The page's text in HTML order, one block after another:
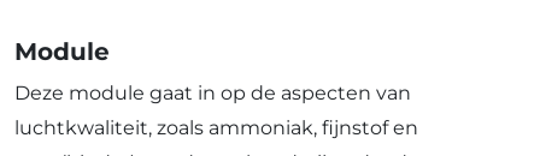
Module
Deze module gaat in op de aspecten van
luchtkwaliteit, zoals ammoniak, fijnstof en